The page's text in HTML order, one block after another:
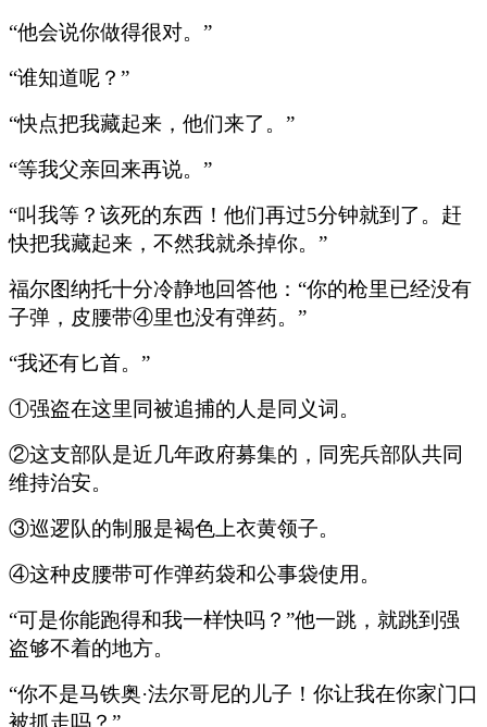
“他会说你做得很对。”
“谁知道呢？”
“快点把我藏起来，他们来了。”
“等我父亲回来再说。”
“叫我等？该死的东西！他们再过5分钟就到了。赶
快把我藏起来，不然我就杀掉你。”
福尔图纳托十分冷静地回答他：“你的枪里已经没有
子弹，皮腰带④里也没有弹药。”
“我还有匕首。”
①强盗在这里同被追捕的人是同义词。
②这支部队是近几年政府募集的，同宪兵部队共同
维持治安。
③巡逻队的制服是褐色上衣黄领子。
④这种皮腰带可作弹药袋和公事袋使用。
“可是你能跑得和我一样快吗？”他一跳，就跳到强
盗够不着的地方。
“你不是马铁奥·法尔哥尼的儿子！你让我在你家门口
被抓走吗？”